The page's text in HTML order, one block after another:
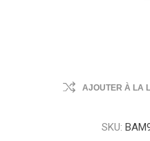
AJOUTER À LA
SKU: